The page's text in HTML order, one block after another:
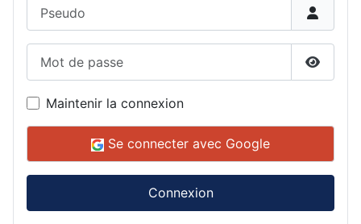
Maintenir la connexion
Se connecter avec Google
Connexion